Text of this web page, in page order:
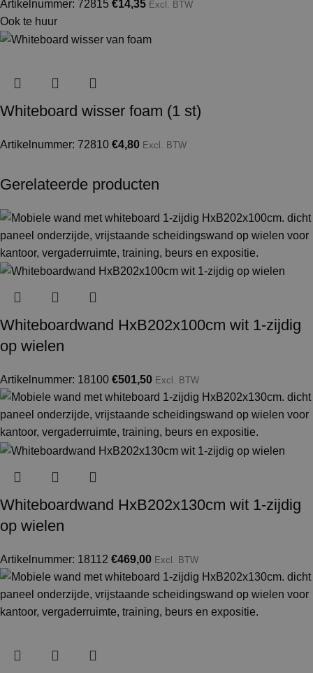
Artikelnummer: 72815 €14,35 Excl. BTW
Ook te huur
Whiteboard wisser foam (1 st)
Artikelnummer: 72810 €4,80 Excl. BTW
Gerelateerde producten
Whiteboardwand HxB202x100cm wit 1-zijdig
op wielen
Artikelnummer: 18100 €501,50 Excl. BTW
Whiteboardwand HxB202x130cm wit 1-zijdig
op wielen
Artikelnummer: 18112 €469,00 Excl. BTW